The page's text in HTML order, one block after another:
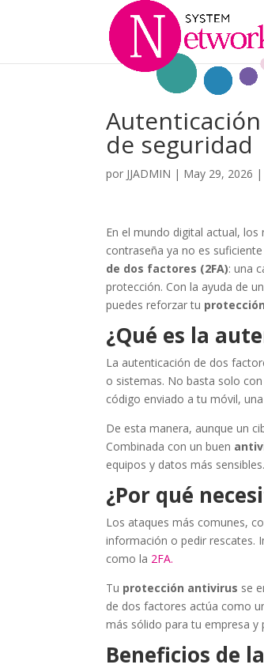
de seguridad
por JJADMIN | May 29, 2026 |
En el mundo digital actual,
contraseña ya no es
de dos factores (2FA): una
protección. Con la ayuda de un
puedes reforzar tu
¿Qué es la
La autenticación de dos
o sistemas. No basta solo
código enviado a tu móvil,
De esta manera, aunque un
Combinada con un buen
equipos y datos más sensibles.
¿Por qué
Los ataques más comunes,
información o pedir rescates.
como la 2FA.
Tu protección antivirus se
de dos factores actúa como
más sólido para tu empresa y
Beneficios de